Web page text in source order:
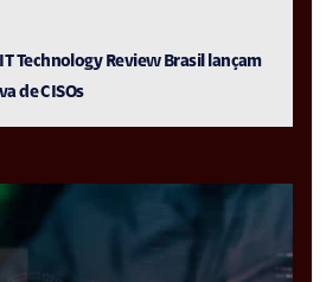
Technology Review Brasil lançam
de CISOs